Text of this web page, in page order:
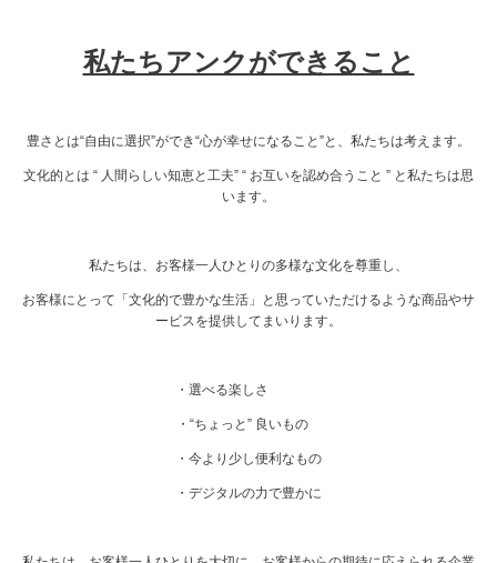
私たちアンクができること
豊さとは“自由に選択”ができ“心が幸せになること”と、私たちは考えます。
文化的とは “ 人間らしい知恵と工夫” “ お互いを認め合うこと ” と私たちは思
います。
私たちは、お客様一人ひとりの多様な文化を尊重し、
お客様にとって「文化的で豊かな生活」と思っていただけるような商品やサ
ービスを提供してまいります。
・選べる楽しさ
・“ちょっと” 良いもの
・今より少し便利なもの
・デジタルの力で豊かに